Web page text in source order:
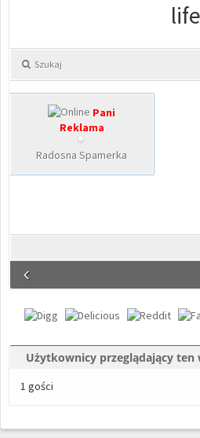
Szukaj
Pani
Reklama
Radosna Spamerka
Użytkownicy przeglądający ten
1 gości